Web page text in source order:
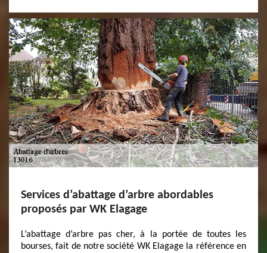
Services d’abattage d’arbre abordables
proposés par WK Elagage
L’abattage d’arbre pas cher, à la portée de toutes les
bourses, fait de notre société WK Elagage la référence en